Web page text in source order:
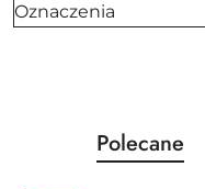
Oznaczenia
Pomiń karuzelę
Produkty
o
Polecane